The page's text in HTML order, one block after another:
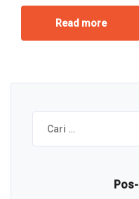
Read more
Cari
untuk: